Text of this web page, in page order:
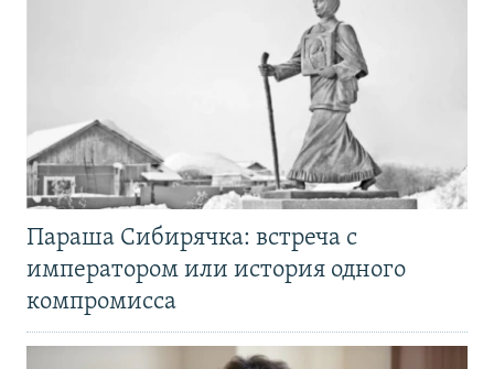
Параша Сибирячка: встреча с
императором или история одного
компромисса